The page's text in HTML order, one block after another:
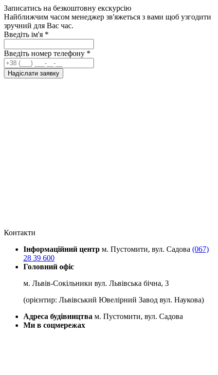
Записатись на безкоштовну екскурсію
Найближчим часом менеджер зв'яжеться з вами щоб узгодити
зручний для Вас час.
Введіть ім'я *
Введіть номер телефону *
Надіслати заявку
Контакти
Інформаційний центр м. Пустомити, вул. Садова (067)
28 39 600
Головний офіс
м. Львів-Сокільники вул. Львівська бічна, 3
(орієнтир: Львівський Ювелірний Завод вул. Наукова)
Адреса будівництва м. Пустомити, вул. Садова
Ми в соцмережах